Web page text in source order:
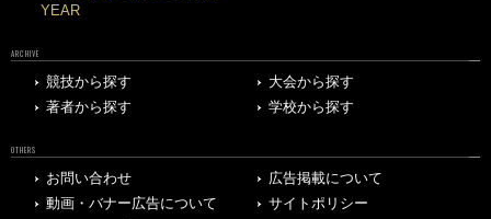
YEAR
ARCHIVE
競技から探す
大会から探す
著者から探す
学校から探す
OTHERS
お問い合わせ
広告掲載について
動画・バナー広告について
サイトポリシー